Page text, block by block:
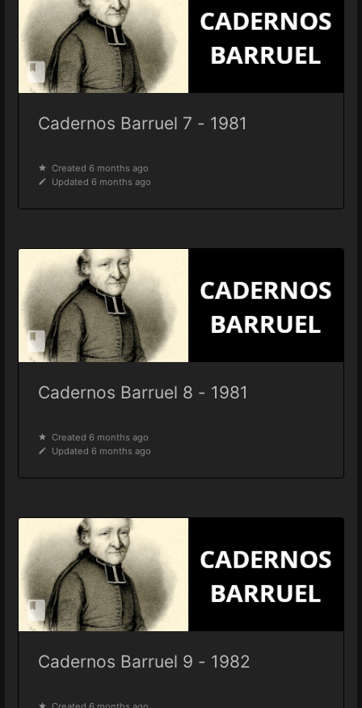
Cadernos Barruel 7 - 1981
Created 6 months ago
Updated 6 months ago
Cadernos Barruel 8 - 1981
Created 6 months ago
Updated 6 months ago
Cadernos Barruel 9 - 1982